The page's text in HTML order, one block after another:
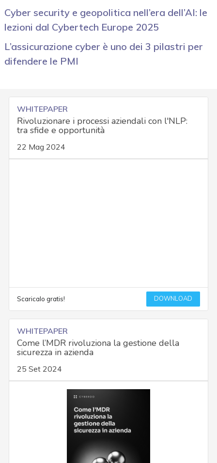
Cyber security e geopolitica nell’era dell’AI: le
lezioni dal Cybertech Europe 2025
L’assicurazione cyber è uno dei 3 pilastri per
difendere le PMI
WHITEPAPER
Rivoluzionare i processi aziendali con l'NLP:
tra sfide e opportunità
22 Mag 2024
Scaricalo gratis! DOWNLOAD
WHITEPAPER
Come l’MDR rivoluziona la gestione della
sicurezza in azienda
25 Set 2024